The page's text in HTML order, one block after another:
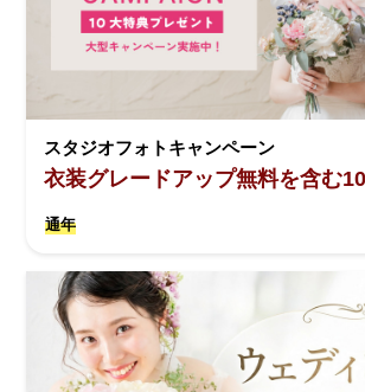
スタジオフォトキャンペーン
衣装グレードアップ無料を含む
通年